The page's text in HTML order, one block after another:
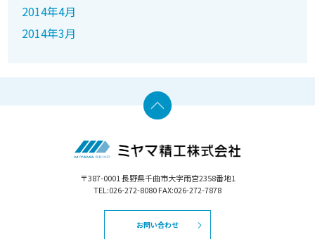
2014年4月
2014年3月
〒387-0001 長野県千曲市大字雨宮2358番地1
TEL:026-272-8080 FAX:026-272-7878
お問い合わせ